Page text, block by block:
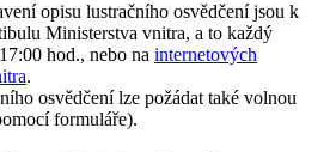
opisu lustračního osvědčení jsou k
Ministerstva vnitra, a to každý
hod., nebo na internetových
.
osvědčení lze požádat také volnou
formuláře).